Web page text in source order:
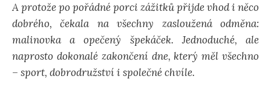
A protože po pořádné porci zážitků přijde vhod i něco
dobrého, čekala na všechny zasloužená odměna:
malinovka a opečený špekáček. Jednoduché, ale
naprosto dokonalé zakončení dne, který měl všechno
– sport, dobrodružství i společné chvíle.